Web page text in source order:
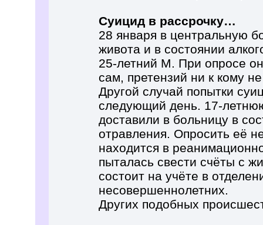
Суицид в рассрочку…
28 января в центральную
живота и в состоянии
25-летний М. При опросе
сам, претензий ни к кому
Другой случай попытки
следующий день. 17-
доставили в больницу в
отравления. Опросить её
находится в
пыталась свести счёты с
состоит на учёте в
несовершеннолетних.
Других подобных